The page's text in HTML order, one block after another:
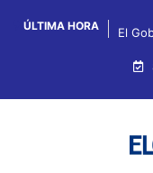
ÚLTIMA HORA El